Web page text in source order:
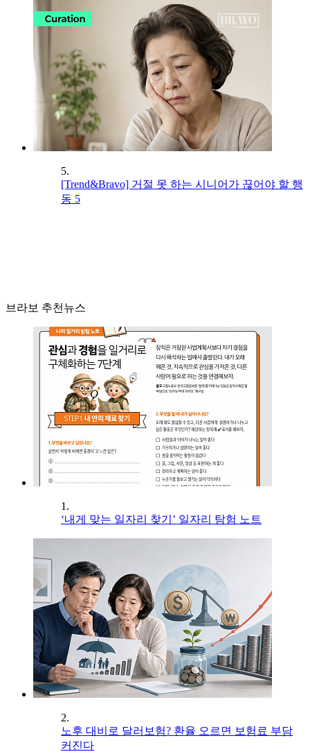
5.
[Trend&Bravo] 거절 못 하는 시니어가 끊어야 할 행
동 5
브라보 추천뉴스
1.
‘내게 맞는 일자리 찾기’ 일자리 탐험 노트
2.
노후 대비로 달러보험? 환율 오르면 보험료 부담
커진다